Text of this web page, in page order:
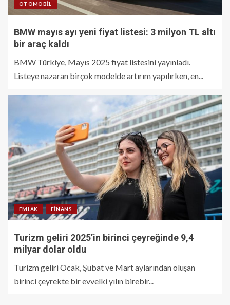
OTOMOBIL
BMW mayıs ayı yeni fiyat listesi: 3 milyon TL altı
bir araç kaldı
BMW Türkiye, Mayıs 2025 fiyat listesini yayınladı.
Listeye nazaran birçok modelde artırım yapılırken, en...
EMLAK FINANS
Turizm geliri 2025’in birinci çeyreğinde 9,4
milyar dolar oldu
Turizm geliri Ocak, Şubat ve Mart aylarından oluşan
birinci çeyrekte bir evvelki yılın birebir...